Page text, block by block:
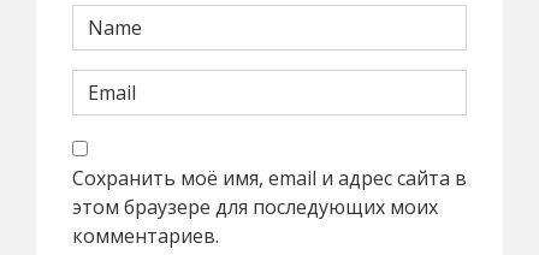
Сохранить моё имя, email и адрес сайта в
этом браузере для последующих моих
комментариев.